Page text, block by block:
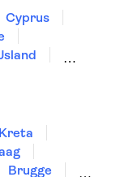
El Teide
Cyprus
Kreta
Brugge